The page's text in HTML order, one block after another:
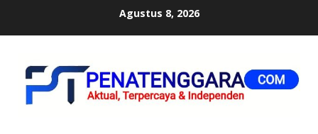
Agustus 8, 2026